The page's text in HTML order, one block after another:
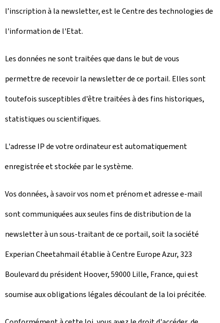
l’inscription à la newsletter, est le Centre des technologies de
l'information de l'Etat.
Les données ne sont traitées que dans le but de vous
permettre de recevoir la newsletter de ce portail. Elles sont
toutefois susceptibles d'être traitées à des fins historiques,
statistiques ou scientifiques.
L'adresse IP de votre ordinateur est automatiquement
enregistrée et stockée par le système.
Vos données, à savoir vos nom et prénom et adresse e-mail
sont communiquées aux seules fins de distribution de la
newsletter à un sous-traitant de ce portail, soit la société
Experian Cheetahmail établie à Centre Europe Azur, 323
Boulevard du président Hoover, 59000 Lille, France, qui est
soumise aux obligations légales découlant de la loi précitée.